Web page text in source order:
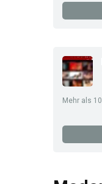
Mehr als